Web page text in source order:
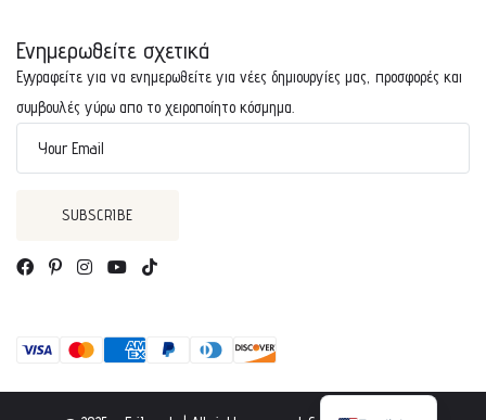
Ενημερωθείτε σχετικά
Εγγραφείτε για να ενημερωθείτε για νέες δημιουργίες μας, προσφορές και
συμβουλές γύρω απο το χειροποίητο κόσμημα.
Your Email
Greek